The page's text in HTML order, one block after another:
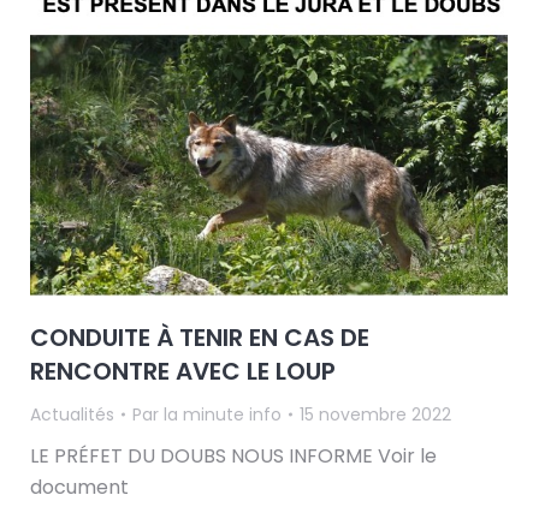
CONDUITE À TENIR EN CAS DE
RENCONTRE AVEC LE LOUP
Actualités Par la minute info 15 novembre 2022
LE PRÉFET DU DOUBS NOUS INFORME Voir le
document